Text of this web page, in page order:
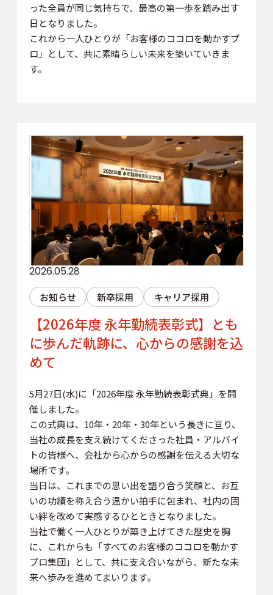
った全員が同じ気持ちで、最高の第一歩を踏み出す
日となりました。
これから一人ひとりが「お客様のココロを動かすプ
ロ」として、共に素晴らしい未来を築いていきま
す。
2026.05.28
お知らせ 新卒採用 キャリア採用
【2026年度 永年勤続表彰式】とも
に歩んだ軌跡に、心からの感謝を込
めて
5月27日(水)に「2026年度 永年勤続表彰式典」を開
催しました。
この式典は、10年・20年・30年という長きに亘り、
当社の成長を支え続けてくださった社員・アルバイ
トの皆様へ、会社から心からの感謝を伝える大切な
場所です。
当日は、これまでの思い出を語り合う笑顔と、お互
いの功績を称え合う温かい拍手に包まれ、社内の固
い絆を改めて実感するひとときとなりました。
当社で働く一人ひとりが築き上げてきた歴史を胸
に、これからも「すべてのお客様のココロを動かす
プロ集団」として、共に支え合いながら、新たな未
来へ歩みを進めてまいります。